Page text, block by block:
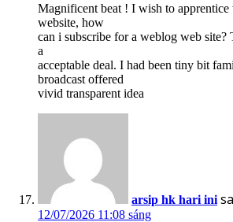
Magnificent beat ! I wish to
website, how
can i subscribe for a weblog web site?
a
acceptable deal. I had been tiny bit
broadcast offered
vivid transparent idea
arsip hk hari ini
12/07/2026 11:08 sáng